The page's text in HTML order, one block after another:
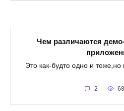
Чем различаются
Это как-будто одно и тоже,но
2